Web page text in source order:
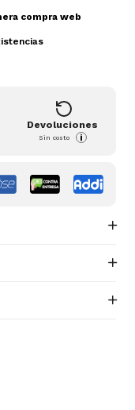
compra web
Devoluciones
Sin costo i